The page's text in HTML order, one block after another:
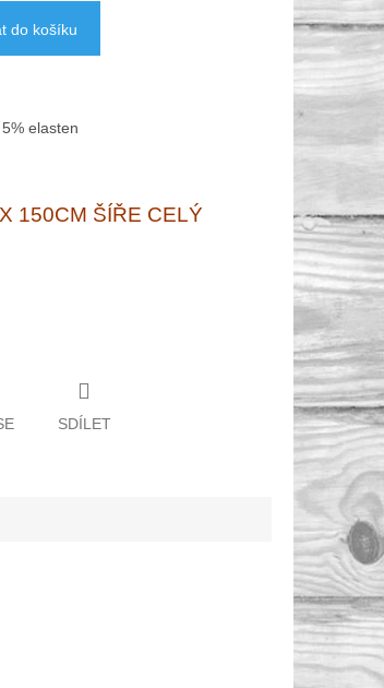
do košíku
elasten
150CM ŠÍŘE CELÝ
SDÍLET